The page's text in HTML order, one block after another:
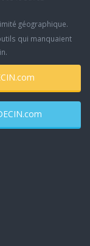
géographique.
qui manquaient